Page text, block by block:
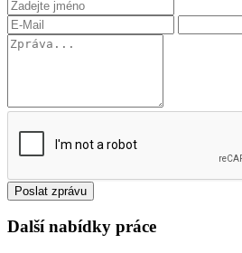
Poslat zprávu
Další nabídky práce